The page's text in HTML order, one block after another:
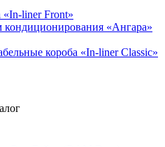
«In-liner Front»
кондиционирования «Ангара»
короба «In-liner Classic»